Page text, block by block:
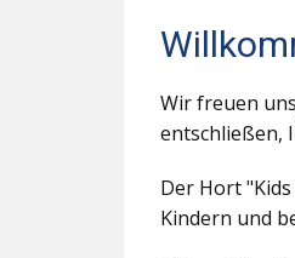
Wir freuen
entschließen,
Der Hort
Kindern und